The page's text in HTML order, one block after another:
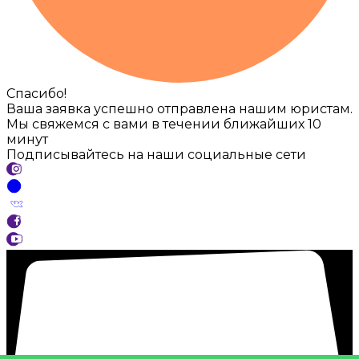
Спасибо!
Ваша заявка успешно отправлена нашим юристам.
Мы свяжемся с вами в течении ближайших 10
минут
Подписывайтесь на наши социальные сети